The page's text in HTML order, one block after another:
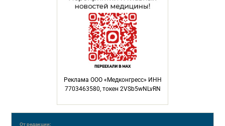
Реклама ООО «Медконгресс» ИНН
7703463580, токен 2VSb5wNLvRN
От редакции: